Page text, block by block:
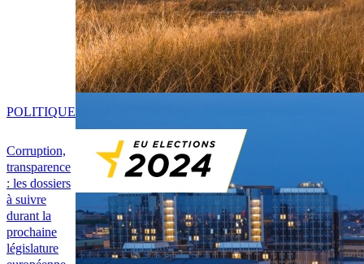
Corruption,
transparence
: les dossiers
à suivre
durant la
prochaine
législature
POLITIQUE